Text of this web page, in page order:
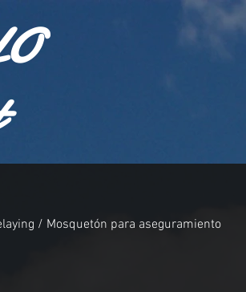
/ Mosquetón para aseguramiento